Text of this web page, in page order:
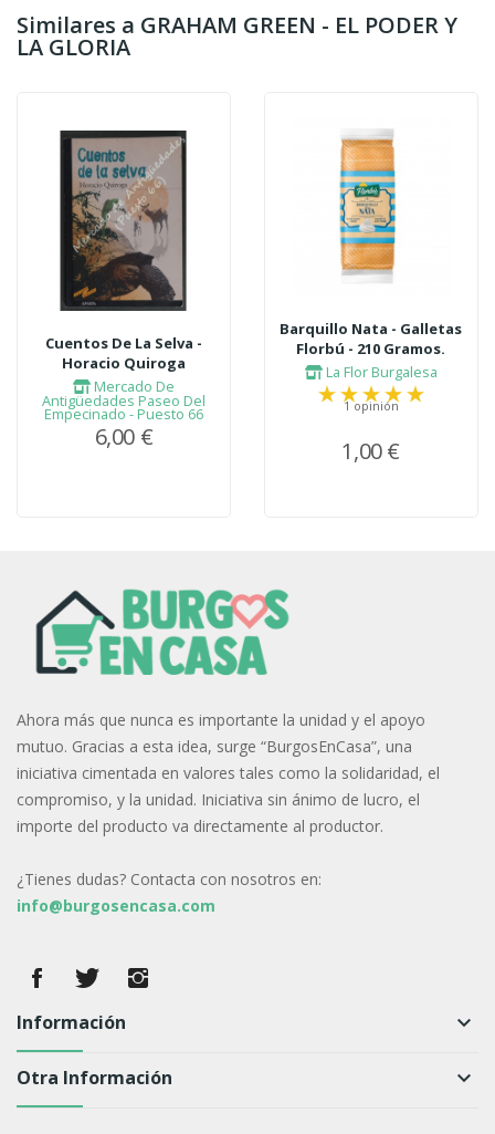
Similares a GRAHAM GREEN - EL PODER Y
LA GLORIA
Cuentos De La Selva -
Horacio Quiroga
Mercado De
Antigüedades Paseo Del
Empecinado - Puesto 66
6,00 €
Barquillo Nata - Galletas
Florbú - 210 Gramos.
La Flor Burgalesa
1 opinión
1,00 €
Ahora más que nunca es importante la unidad y el apoyo
mutuo. Gracias a esta idea, surge “BurgosEnCasa”, una
iniciativa cimentada en valores tales como la solidaridad, el
compromiso, y la unidad. Iniciativa sin ánimo de lucro, el
importe del producto va directamente al productor.
¿Tienes dudas? Contacta con nosotros en:
info@burgosencasa.com
Información keyboard_arrow_down
Otra Información keyboard_arrow_down